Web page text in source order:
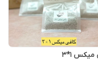
میکس ۱*۳